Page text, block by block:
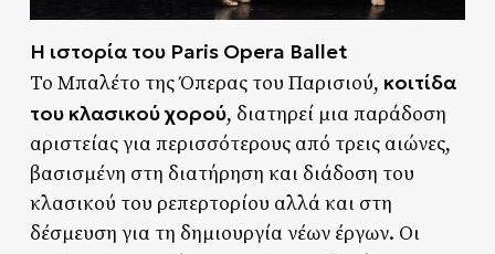
Η ιστορία του Paris Opera Ballet
Το Μπαλέτο της Όπερας του Παρισιού, κοιτίδα
του κλασικού χορού, διατηρεί μια παράδοση
αριστείας για περισσότερους από τρεις αιώνες,
βασισμένη στη διατήρηση και διάδοση του
κλασικού του ρεπερτορίου αλλά και στη
δέσμευση για τη δημιουργία νέων έργων. Οι